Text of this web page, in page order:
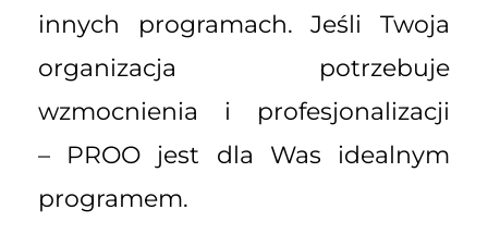
innych programach. Jeśli Twoja
organizacja potrzebuje
wzmocnienia i profesjonalizacji
– PROO jest dla Was idealnym
programem.